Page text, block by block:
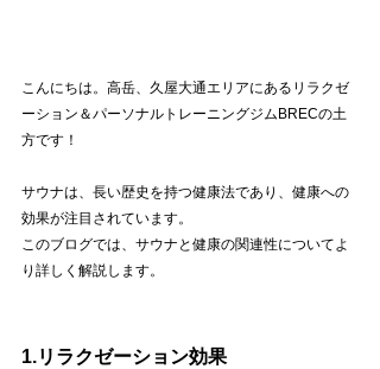
こんにちは。高岳、久屋大通エリアにあるリラクゼ
ーション＆パーソナルトレーニングジムBRECの土
方です！
サウナは、長い歴史を持つ健康法であり、健康への
効果が注目されています。
このブログでは、サウナと健康の関連性についてよ
り詳しく解説します。
1.リラクゼーション効果